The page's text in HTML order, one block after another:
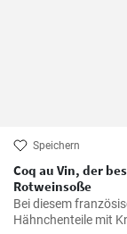
Speichern
Coq au Vin, der
Rotweinsoße
Bei diesem
Hähnchenteile mit